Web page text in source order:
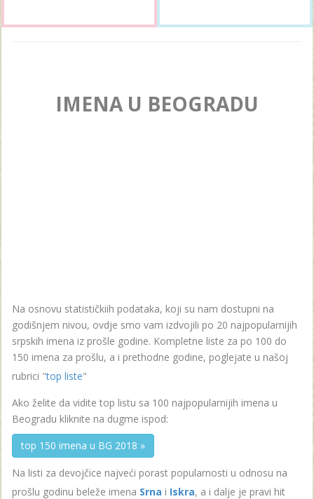
IMENA U BEOGRADU
Na osnovu statističkiih podataka, koji su nam dostupni na
godišnjem nivou, ovdje smo vam izdvojili po 20 najpopularnijih
srpskih imena iz prošle godine. Kompletne liste za po 100 do
150 imena za prošlu, a i prethodne godine, poglejate u našoj
rubrici "top liste"
Ako želite da vidite top listu sa 100 najpopularnijih imena u
Beogradu kliknite na dugme ispod:
top 150 imena u BG 2018 »
Na listi za devojčice najveći porast popularnosti u odnosu na
prošlu godinu beleže imena Srna i Iskra, a i dalje je pravi hit